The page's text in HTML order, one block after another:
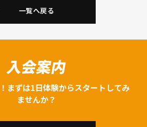
一覧へ戻る
入会案内
まずは1日体験からスタートしてみ
ませんか？